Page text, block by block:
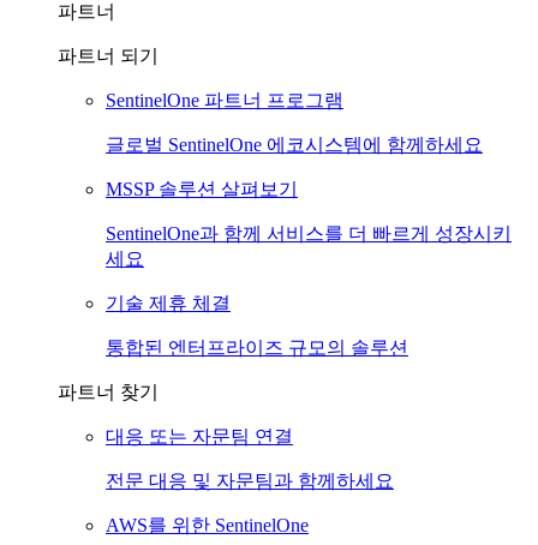
파트너
파트너 되기
SentinelOne 파트너 프로그램
글로벌 SentinelOne 에코시스템에 함께하세요
MSSP 솔루션 살펴보기
SentinelOne과 함께 서비스를 더 빠르게 성장시키
세요
기술 제휴 체결
통합된 엔터프라이즈 규모의 솔루션
파트너 찾기
대응 또는 자문팀 연결
전문 대응 및 자문팀과 함께하세요
AWS를 위한 SentinelOne